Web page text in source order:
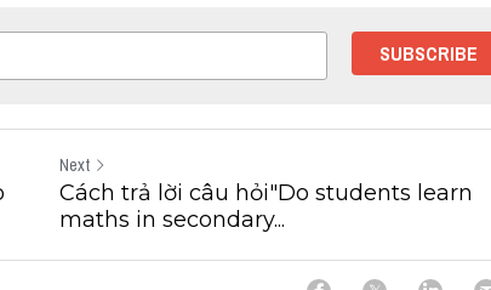
SUBSCRIBE
Next
Cách trả lời câu hỏi"Do students learn
maths in secondary...